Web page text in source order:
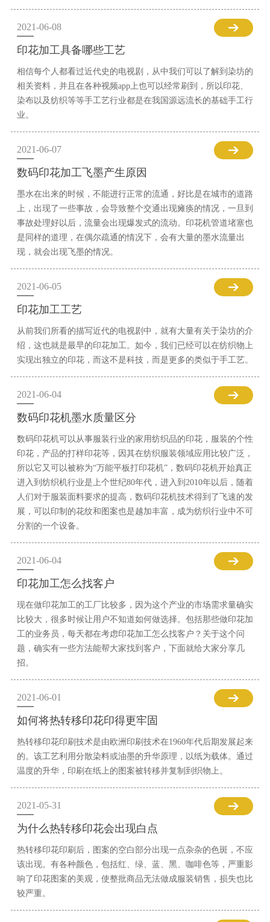
2021-06-08
印花加工具备哪些工艺
相信每个人都看过近代史的电视剧，从中我们可以了解到染坊的
相关资料，并且在各种视频app上也可以经常刷到，所以印花、
染布以及纺织等等手工艺行业都是在我国源远流长的基础手工行
业。
2021-06-07
数码印花加工飞墨产生原因
墨水在出来的时候，不能进行正常的流通，好比是在城市的道路
上，出现了一些事故，会导致整个交通出现瘫痪的情况，一旦到
事故处理好以后，流量会出现爆发式的流动。印花机管道堵塞也
是同样的道理，在偶尔疏通的情况下，会有大量的墨水流量出
现，就会出现飞墨的情况。
2021-06-05
印花加工工艺
从前我们所看的描写近代的电视剧中，就有大量有关于染坊的介
绍，这也就是最早的印花加工。如今，我们已经可以在纺织物上
实现出独立的印花，而这不是科技，而是更多的类似于手工艺。
2021-06-04
数码印花机墨水质量区分
数码印花机可以从事服装行业的家用纺织品的印花，服装的个性
印花，产品的打样印花等，因其在纺织服装领域应用比较广泛，
所以它又可以被称为“万能平板打印花机”，数码印花机开始真正
进入到纺织机行业是上个世纪80年代，进入到2010年以后，随着
人们对于服装面料要求的提高，数码印花机技术得到了飞速的发
展，可以印制的花纹和图案也是越加丰富，成为纺织行业中不可
分割的一个设备。
2021-06-04
印花加工怎么找客户
现在做印花加工的工厂比较多，因为这个产业的市场需求量确实
比较大，很多时候让用户不知道如何做选择。包括那些做印花加
工的业务员，每天都在考虑印花加工怎么找客户？关于这个问
题，确实有一些方法能帮大家找到客户，下面就给大家分享几
招。
2021-06-01
如何将热转移印花印得更牢固
热转移印花印刷技术是由欧洲印刷技术在1960年代后期发展起来
的。该工艺利用分散染料或油墨的升华原理，以纸为载体。通过
温度的升华，印刷在纸上的图案被转移并复制到织物上。
2021-05-31
为什么热转移印花会出现白点
热转移印花印刷后，图案的空白部分出现一点杂杂的色斑，不应
该出现。有各种颜色，包括红、绿、蓝、黑、咖啡色等，严重影
响了印花图案的美观，使整批商品无法做成服装销售，损失也比
较严重。